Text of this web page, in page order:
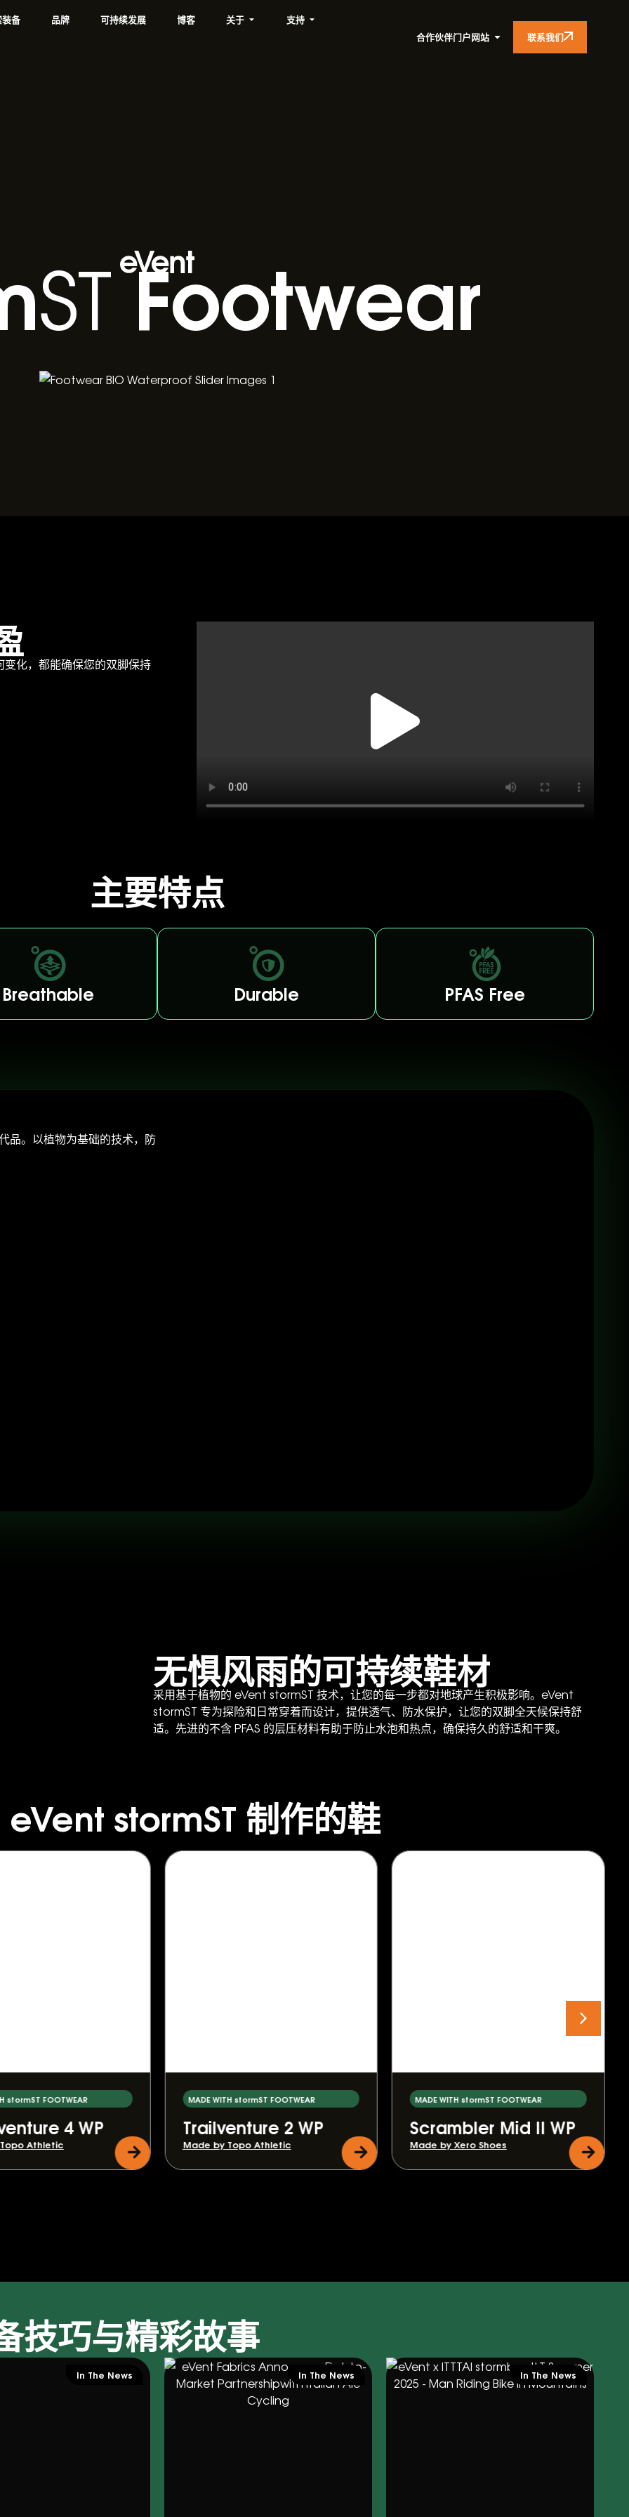
备 品牌 可持续发展 博客 关于
支持
合作伙伴门户网站
联系我们
STFootwear
化，都能确保您的双脚保持
主要特点
Breathable Durable PFAS Free
品。以植物为基础的技术，防
无惧风雨的可持续鞋材
采用基于植物的 eVent stormST 技术，让您的每一步都对地球产生积极影响。eVent
stormST 专为探险和日常穿着而设计，提供透气、防水保护，让您的双脚全天候保持舒
适。先进的不含 PFAS 的层压材料有助于防止水泡和热点，确保持久的舒适和干爽。
stormST 制作的鞋
stormST FOOTWEAR
4 WP
Athletic
MADE WITH stormST FOOTWEAR
Trailventure 2 WP
Made by Topo Athletic
MADE WITH stormST FOOTWEAR
Scrambler Mid II WP
Made by Xero Shoes
技巧与精彩故事
In The News In The News In The News